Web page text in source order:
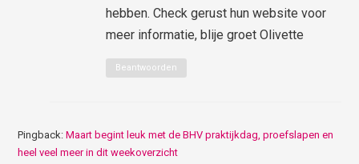
hebben. Check gerust hun website voor
meer informatie, blije groet Olivette
Beantwoorden
Pingback:Maart begint leuk met de BHV praktijkdag, proefslapen en
heel veel meer in dit weekoverzicht